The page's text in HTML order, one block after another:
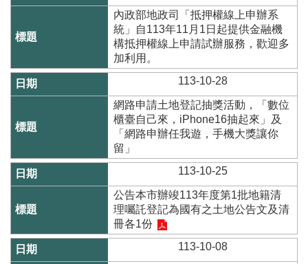
務
地
圖
實
登
未
辦
承
網
站
內政部地政司「抵押權線上申辦系
統」自113年11月1日起提供金融機
構抵押權線上申請試辦服務，歡迎多
加利用。
113-10-28
網路申請土地登記抽獎活動，「數位
櫃臺自己來，iPhone16抽起來」及
「網路申辦任我遊，手機大獎讓你
留」
113-10-25
公告本市辦竣113年度第1批地籍清
理囑託登記為國有之土地公告文及清
冊各1份
113-10-08